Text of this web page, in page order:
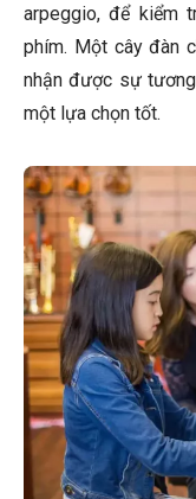
arpeggio, để kiểm
phím. Một cây đàn
nhận được sự
một lựa chọn tốt.